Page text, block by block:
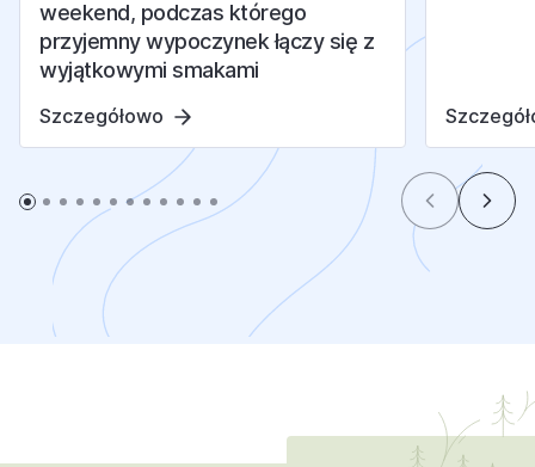
weekend, podczas którego
przyjemny wypoczynek łączy się z
wyjątkowymi smakami
Szczegółowo